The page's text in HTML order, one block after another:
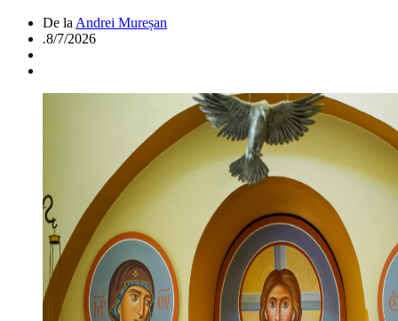
De la Andrei Mureșan
.8/7/2026